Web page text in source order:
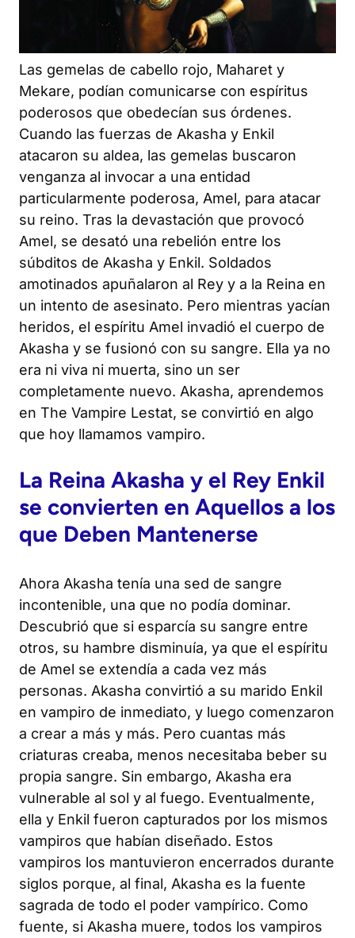
Las gemelas de cabello rojo, Maharet y
Mekare, podían comunicarse con espíritus
poderosos que obedecían sus órdenes.
Cuando las fuerzas de Akasha y Enkil
atacaron su aldea, las gemelas buscaron
venganza al invocar a una entidad
particularmente poderosa, Amel, para atacar
su reino. Tras la devastación que provocó
Amel, se desató una rebelión entre los
súbditos de Akasha y Enkil. Soldados
amotinados apuñalaron al Rey y a la Reina en
un intento de asesinato. Pero mientras yacían
heridos, el espíritu Amel invadió el cuerpo de
Akasha y se fusionó con su sangre. Ella ya no
era ni viva ni muerta, sino un ser
completamente nuevo. Akasha, aprendemos
en The Vampire Lestat, se convirtió en algo
que hoy llamamos vampiro.
La Reina Akasha y el Rey Enkil
se convierten en Aquellos a los
que Deben Mantenerse
Ahora Akasha tenía una sed de sangre
incontenible, una que no podía dominar.
Descubrió que si esparcía su sangre entre
otros, su hambre disminuía, ya que el espíritu
de Amel se extendía a cada vez más
personas. Akasha convirtió a su marido Enkil
en vampiro de inmediato, y luego comenzaron
a crear a más y más. Pero cuantas más
criaturas creaba, menos necesitaba beber su
propia sangre. Sin embargo, Akasha era
vulnerable al sol y al fuego. Eventualmente,
ella y Enkil fueron capturados por los mismos
vampiros que habían diseñado. Estos
vampiros los mantuvieron encerrados durante
siglos porque, al final, Akasha es la fuente
sagrada de todo el poder vampírico. Como
fuente, si Akasha muere, todos los vampiros